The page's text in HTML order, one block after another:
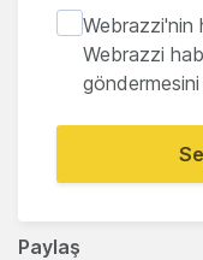
Paylaş
Webrazzi'nin
Webrazzi
göndermesini